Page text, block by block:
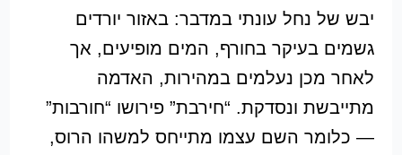
יבש של נחל עונתי במדבר: באזור יורדים
גשמים בעיקר בחורף, המים מופיעים, אך
לאחר מכן נעלמים במהירות, האדמה
מתייבשת ונסדקת. “חירבת” פירושו “חורבות”
— כלומר השם עצמו מתייחס למשהו הרוס,